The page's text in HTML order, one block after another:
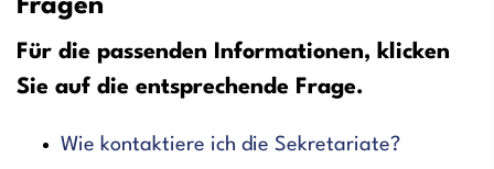
Fragen
Für die passenden Informationen, klicken
Sie auf die entsprechende Frage.
Wie kontaktiere ich die Sekretariate?